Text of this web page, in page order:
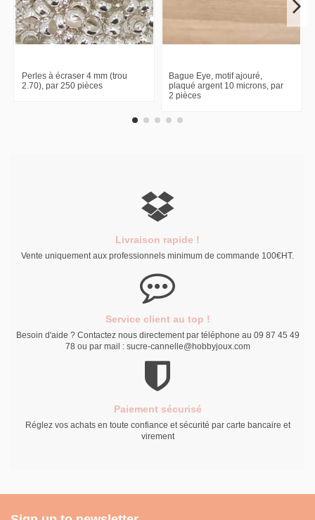
Perles à écraser 4 mm (trou
2.70), par 250 pièces
Bague Eye, motif ajouré,
plaqué argent 10 microns, par
2 pièces
Livraison rapide !
Vente uniquement aux professionnels minimum de commande 100€HT.
Service client au top !
Besoin d'aide ? Contactez nous directement par téléphone au 09 87 45 49
78 ou par mail : sucre-cannelle@hobbyjoux.com
Paiement sécurisé
Réglez vos achats en toute confiance et sécurité par carte bancaire et
virement